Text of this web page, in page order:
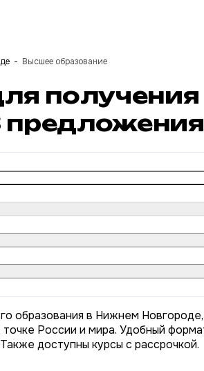
Высшее образование
предложения
образования в Нижнем
России и мира. Удобный
доступны курсы с рассрочкой.